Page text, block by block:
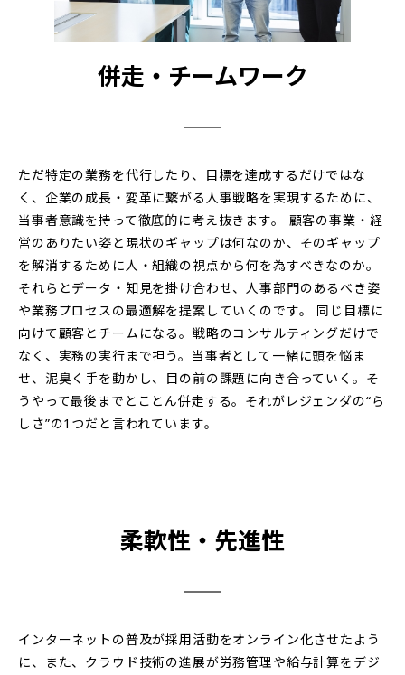
併走・チームワーク
ただ特定の業務を代行したり、目標を達成するだけではな
く、企業の成長・変革に繋がる人事戦略を実現するために、
当事者意識を持って徹底的に考え抜きます。 顧客の事業・経
営のありたい姿と現状のギャップは何なのか、そのギャップ
を解消するために人・組織の視点から何を為すべきなのか。
それらとデータ・知見を掛け合わせ、人事部門のあるべき姿
や業務プロセスの最適解を提案していくのです。 同じ目標に
向けて顧客とチームになる。戦略のコンサルティングだけで
なく、実務の実行まで担う。当事者として一緒に頭を悩ま
せ、泥臭く手を動かし、目の前の課題に向き合っていく。そ
うやって最後までとことん併走する。それがレジェンダの“ら
しさ”の1つだと言われています。
柔軟性・先進性
インターネットの普及が採用活動をオンライン化させたよう
に、また、クラウド技術の進展が労務管理や給与計算をデジ